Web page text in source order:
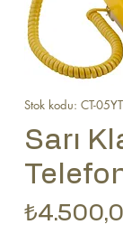
Stok kodu: CT-
Sarı